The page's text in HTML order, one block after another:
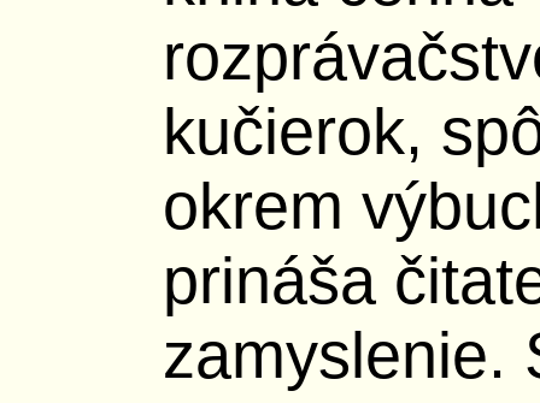
kučierok,
okrem
prináša
zamyslenie.